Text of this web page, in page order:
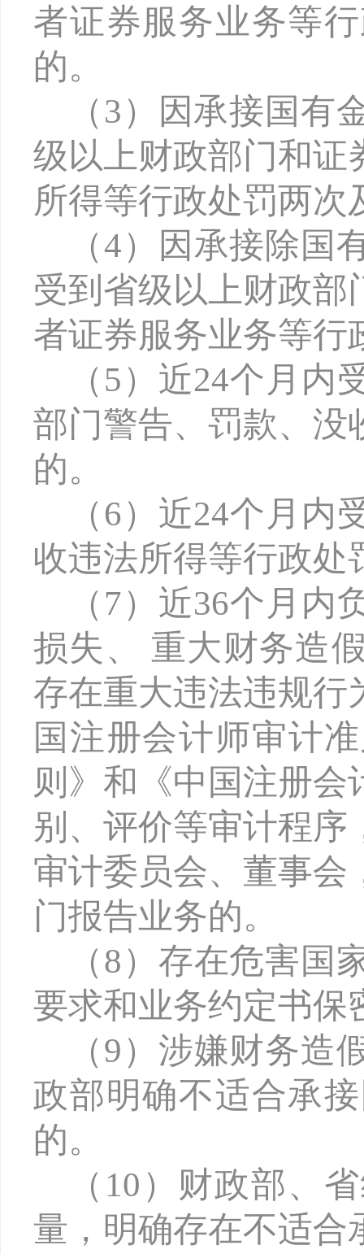
者证券服务业务等
的。
（ 3）因承接国有
级以上财政部门和证
所得等行政处罚两次
（4）因承接除国
受到省级以上财政部
者证券服务业务等行
（ 5）近24个月内
部门警告、罚款、没
的。
（ 6）近24个月内
收违法所得等行政处
（ 7）近36个月内
损失、 重大财务造
存在重大违法违规行
国注册会计师审计
则》和《中国注册
别、评价等审计程序
审计委员会、董事会
门报告业务的。
（8）存在危害国
要求和业务约定书保
（9）涉嫌财务造
政部明确不适合承
的。
（ 10）财政部、
量，明确存在不适合